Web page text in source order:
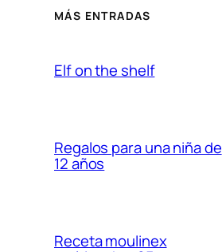
MÁS ENTRADAS
Elf on the shelf
Regalos para una niña de
12 años
Receta moulinex